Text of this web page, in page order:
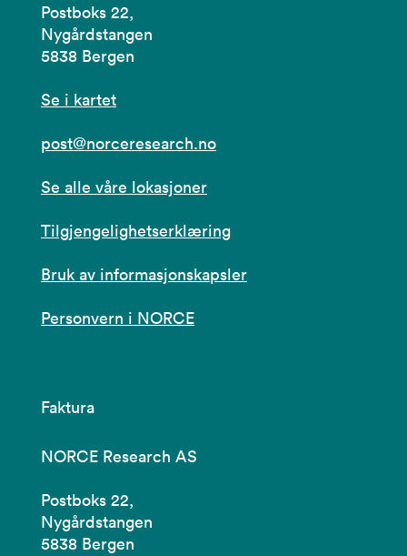
Postboks 22,
Nygårdstangen
5838 Bergen
Se i kartet
post@norceresearch.no
Se alle våre lokasjoner
Tilgjengelighetserklæring
Bruk av informasjonskapsler
Personvern i NORCE
Faktura
NORCE Research AS
Postboks 22,
Nygårdstangen
5838 Bergen